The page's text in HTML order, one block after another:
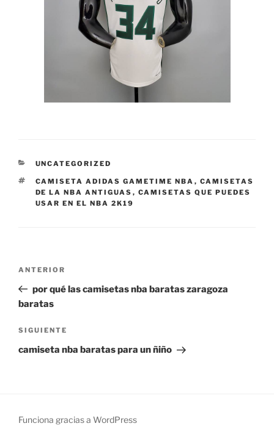
CATEGORÍAS
UNCATEGORIZED
ETIQUETAS
CAMISETA ADIDAS GAMETIME NBA , CAMISETAS
DE LA NBA ANTIGUAS , CAMISETAS QUE PUEDES
USAR EN EL NBA 2K19
Navegación
entradas
Entrada
anterior:
ANTERIOR
por qué las camisetas nba baratas zaragoza
baratas
Siguiente
entrada
SIGUIENTE
camiseta nba baratas para un ñiño
Funciona gracias a WordPress